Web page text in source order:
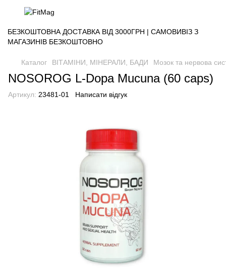
БЕЗКОШТОВНА ДОСТАВКА ВІД 3000ГРН | САМОВИВІЗ З
МАГАЗИНІВ БЕЗКОШТОВНО
Каталог ВІТАМІНИ, МІНЕРАЛИ, БАДИ Мозок та нервова
NOSOROG L-Dopa Mucuna (60 caps)
Артикул: 23481-01 Написати відгук